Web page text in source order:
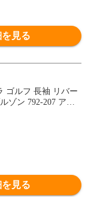
見る
ゴルフ 長袖 リバー
ゾン 792-207 アウ
ウェア 秋冬モデル
792207 女性用
見る